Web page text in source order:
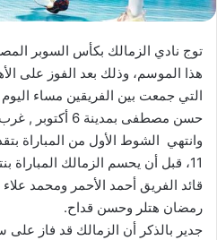
توج نادي الزمالك بكأس السوبر
التي جمعت بين الفريقين مساء اليوم
حسن مصطفى بمدينة 6 أكتوبر , غرب القاهرة .
قائد الفريق أحمد الأحمر ومحمد
رمضان هتلر وحسن قداح.